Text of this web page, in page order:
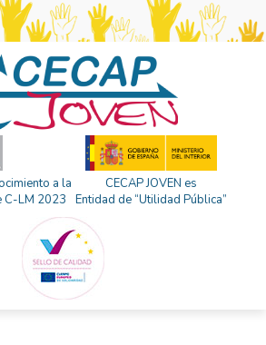
a la
C-LM 2023
CECAP JOVEN es
Entidad de “Utilidad Pública”